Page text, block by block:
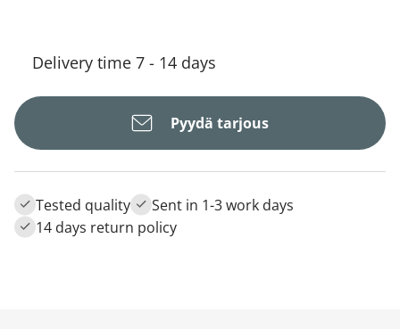
Delivery time 7 - 14 days
Pyydä tarjous
Tested quality
Sent in 1-3 work days
14 days return policy